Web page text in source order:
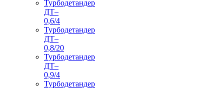
Турбодетандер
ДТ–
0,6/4
Турбодетандер
ДТ–
0,8/20
Турбодетандер
ДТ–
0,9/4
Турбодетандер